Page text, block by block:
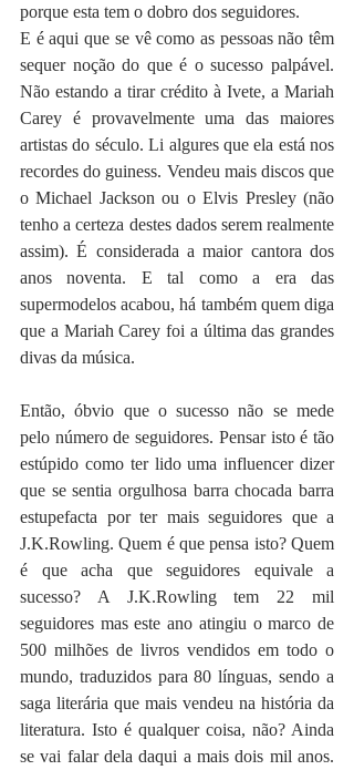
porque esta tem o dobro dos seguidores.
E é aqui que se vê como as pessoas não têm
sequer noção do que é o sucesso palpável.
Não estando a tirar crédito à Ivete, a Mariah
Carey é provavelmente uma das maiores
artistas do século. Li algures que ela está nos
recordes do guiness. Vendeu mais discos que
o Michael Jackson ou o Elvis Presley (não
tenho a certeza destes dados serem realmente
assim). É considerada a maior cantora dos
anos noventa. E tal como a era das
supermodelos acabou, há também quem diga
que a Mariah Carey foi a última das grandes
divas da música.
Então, óbvio que o sucesso não se mede
pelo número de seguidores. Pensar isto é tão
estúpido como ter lido uma influencer dizer
que se sentia orgulhosa barra chocada barra
estupefacta por ter mais seguidores que a
J.K.Rowling. Quem é que pensa isto? Quem
é que acha que seguidores equivale a
sucesso? A J.K.Rowling tem 22 mil
seguidores mas este ano atingiu o marco de
500 milhões de livros vendidos em todo o
mundo, traduzidos para 80 línguas, sendo a
saga literária que mais vendeu na história da
literatura. Isto é qualquer coisa, não? Ainda
se vai falar dela daqui a mais dois mil anos.